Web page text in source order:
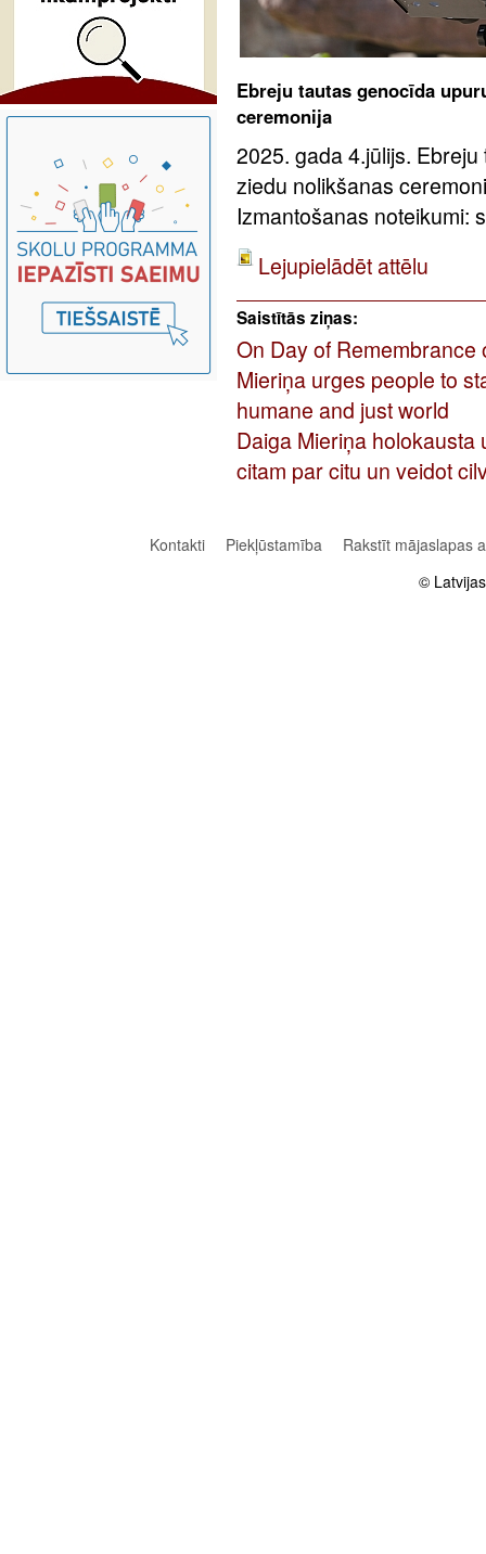
Ebreju tautas genocīda
ceremonija
2025. gada 4.jūlijs.
ziedu nolikšanas
Izmantošanas noteikumi:
Lejupielādēt attēlu
Saistītās ziņas:
On Day of Remembrance
Mieriņa urges people to
humane and just world
Daiga Mieriņa
citam par citu un veidot
Kontakti Piekļūstamība
Rakstīt mājaslapas
©